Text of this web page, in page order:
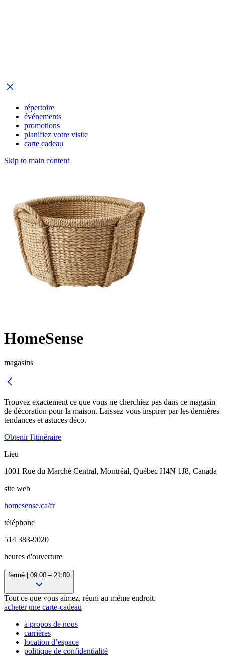
répertoire
événements
promotions
planifiez votre visite
carte cadeau
Skip to main content
HomeSense
magasins
Trouvez exactement ce que vous ne cherchiez pas dans ce magasin
de décoration pour la maison. Laissez-vous inspirer par les dernières
tendances et astuces déco.
Obtenir l'itinéraire
Lieu
1001 Rue du Marché Central, Montréal, Québec H4N 1J8, Canada
site web
homesense.ca/fr
téléphone
514 383-9020
heures d'ouverture
fermé | 09:00 – 21:00
10:00 – 21:00
09:30 – 21:00
09:30 – 21:00
09:30 – 21:00
09:30 – 21:00
09:00 – 21:00
Tout ce que vous aimez, réuni au même endroit.
acheter une carte-cadeau
à propos de nous
carrières
location d’espace
politique de confidentialité